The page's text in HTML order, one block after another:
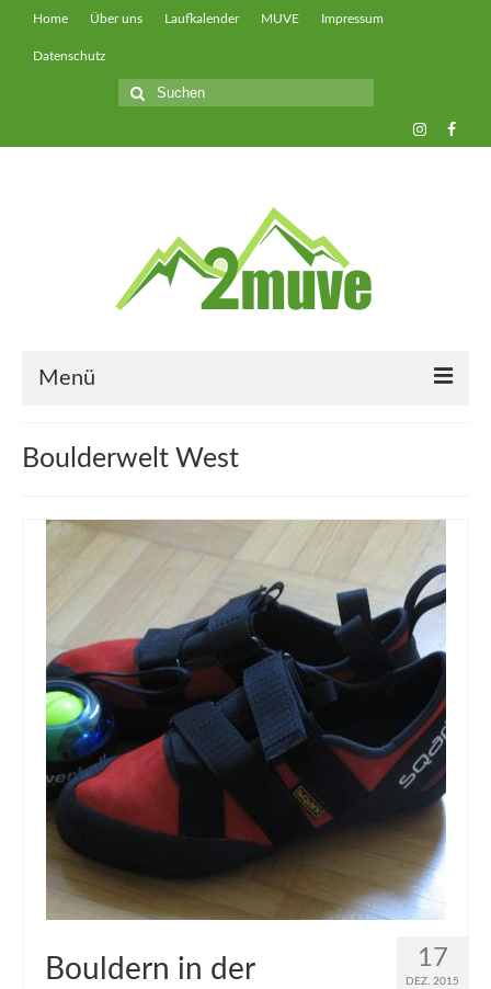
Home Über uns Laufkalender MUVE Impressum
Datenschutz
Suche
nach:
Menü
muveAWAY
muveFAR
Boulderwelt West
17
DEZ. 2015
Bouldern in der